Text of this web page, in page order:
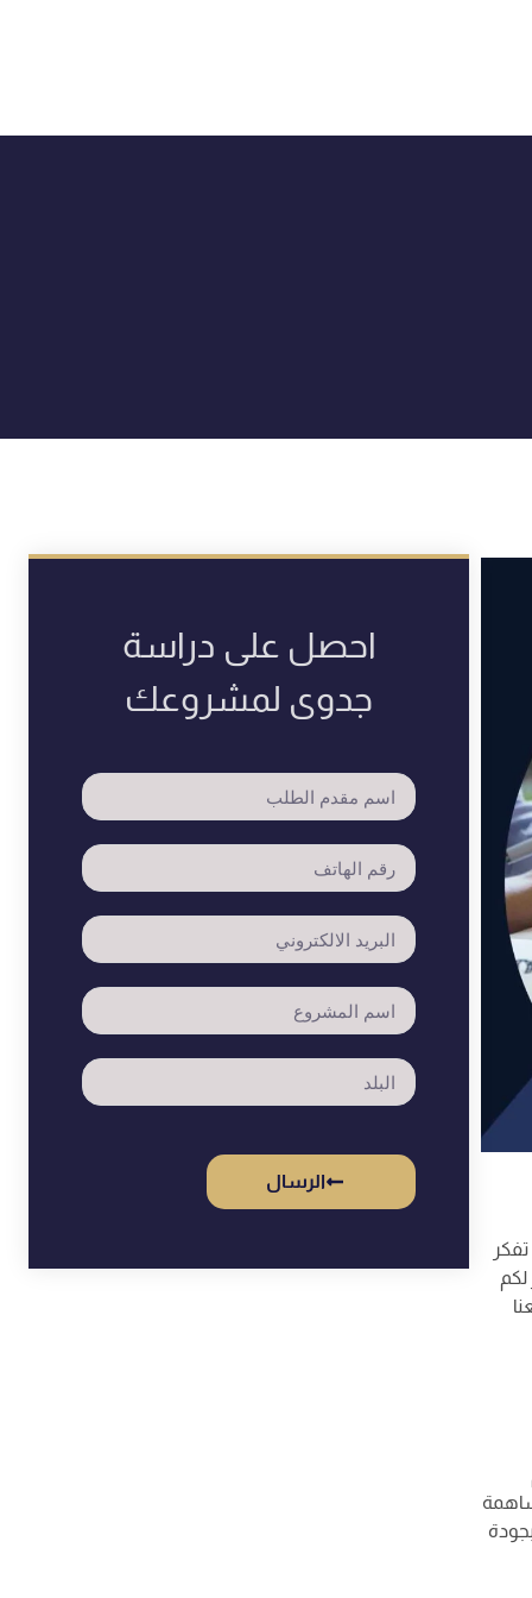
احصل على دراسة
جدوى لمشروعك
الرسال